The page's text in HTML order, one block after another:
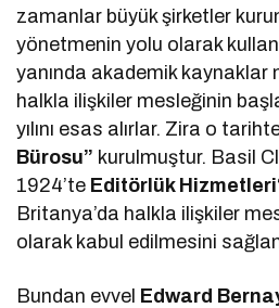
zamanlar büyük şirketler
yönetmenin yolu olarak
yanında akademik kaynaklar
halkla ilişkiler mesleğinin
yılını esas alırlar. Zira o
Bürosu” kurulmuştur. Basil
1924’te Editörlük Hizmetleri
Britanya’da halkla ilişkiler
olarak kabul edilmesini
Bundan evvel Edward